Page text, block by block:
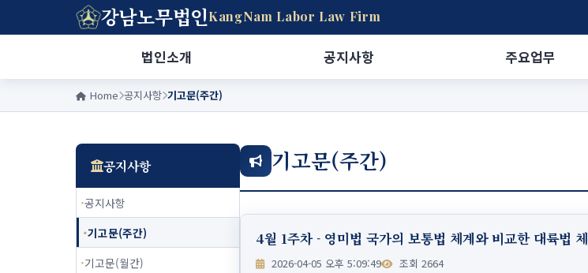
강남노무법인KangNam Labor Law Firm
법인소개 공지사항 주요업무
Home 공지사항 기고문(주간)
공지사항
공지사항
기고문(주간)
기고문(월간)
기고문(주간)
4월 1주차 - 영미법 국가의 보통법 체계와 비교한 대륙법
2026-04-05 오후 5:09:49 조회 2664